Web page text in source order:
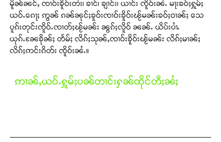
မိူၼ်ၼင်ႇ ၸၢဝ်းၶိူဝ်းတႆး၊ ၶၢင်၊ ၶျၢင်း၊ ယၢင်း ၸိူဝ်းၼႆႉ မႃးၶဝ်ႈႁူမ်ႈ
ယဝ်ႉၵေႃႈ ဢွၼ် ၵၼ်ၼုင်ႈၶူဝ်းၸၢဝ်းၶိူဝ်းၽႂ်မၼ်းၶဝ်ႈဝၢၼ်ႈ သေ
ပူၵ်းတုင်းၸိူဝ်ႉၸၢတ်ႈၽႂ်မၼ်း ၼွၵ်ႈလိူဝ် ၼၼ်ႉ ယိပ်းပၢႆႉ
ယုၵ်ႉၼႄၶိုၼ်ႈ တႅမ်ႈ လိၵ်ႈသုၼ်ႇၸၢဝ်းၶိူဝ်းၽႂ်မၼ်း လိၵ်ႈမၢၼ်ႈ
လိၵ်ႈဢင်းၵိတ်း ၸိူဝ်းၼႆႉ။
ဢၢၼ်ႇယဝ်ႉႁူမ်ႈပၼ်တၢင်းႁၼ်ထိုင်တီႈၼႆႈ